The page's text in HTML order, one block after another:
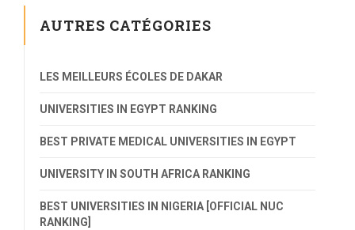
AUTRES CATÉGORIES
LES MEILLEURS ÉCOLES DE DAKAR
UNIVERSITIES IN EGYPT RANKING
BEST PRIVATE MEDICAL UNIVERSITIES IN EGYPT
UNIVERSITY IN SOUTH AFRICA RANKING
BEST UNIVERSITIES IN NIGERIA [OFFICIAL NUC
RANKING]